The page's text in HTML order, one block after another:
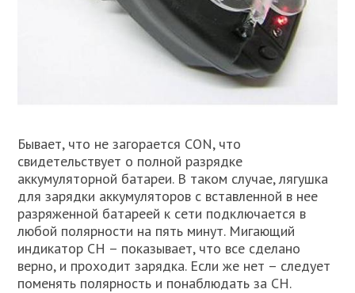
Бывает, что не загорается CON, что
свидетельствует о полной разрядке
аккумуляторной батареи. В таком случае, лягушка
для зарядки аккумуляторов с вставленной в нее
разряженной батареей к сети подключается в
любой полярности на пять минут. Мигающий
индикатор CH – показывает, что все сделано
верно, и проходит зарядка. Если же нет – следует
поменять полярность и понаблюдать за CH.